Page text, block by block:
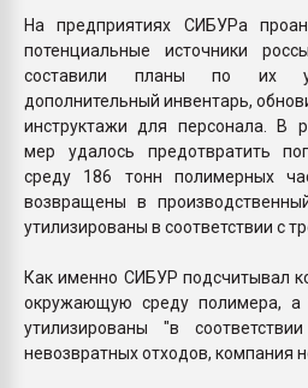
На предприятиях СИБУРа
потенциальные источники
составили планы по их
дополнительный инвентарь,
инструктажи для персонала. В
мер удалось предотвратить
среду 186 тонн полимерных
возвращены в
утилизированы в соответствии с
Как именно СИБУР подсчитывал
окружающую среду полимера,
утилизированы "в
невозвратных отходов, компания